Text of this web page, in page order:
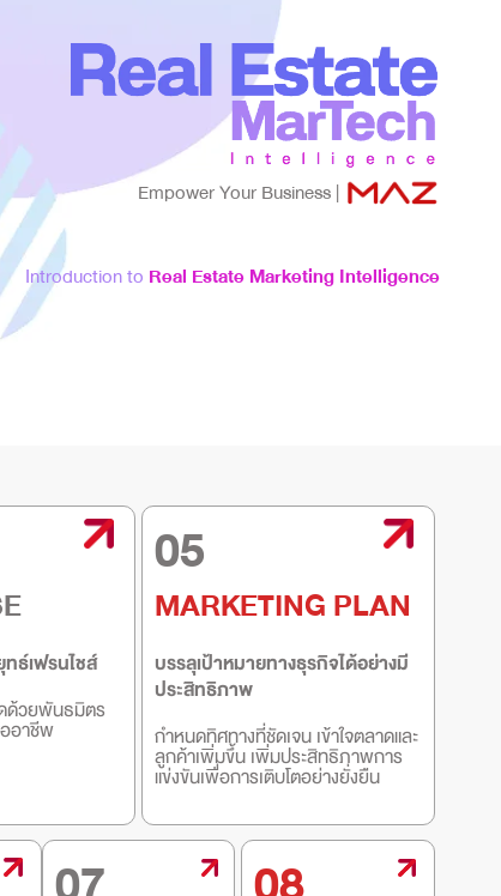
Empower Your Business |
Introduction to Real Estate Marketing Intelligence
ธ์เฟรนไชส์
ดด้วยพันธมิตร
อาชีพ
05
MARKETING PLAN
บรรลุเป้าหมายทางธุรกิจได้อย่างมี
ประสิทธิภาพ
กำหนดทิศทางที่ชัดเจน เข้าใจตลาดและ
ลูกค้าเพิ่มขึ้น เพิ่มประสิทธิภาพการ
แข่งขันเพื่อการเติบโตอย่างยั่งยืน